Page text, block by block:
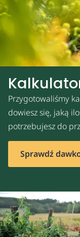
Przygotowaliśmy
dowiesz się, jaką
potrzebujesz do
Sprawdź